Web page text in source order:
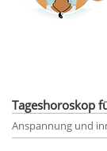
Tageshoroskop
Anspannung und